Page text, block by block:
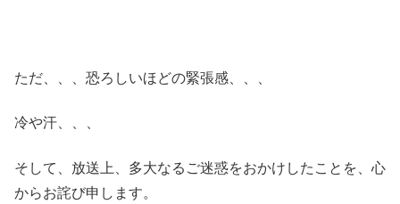
ただ、、、恐ろしいほどの緊張感、、、
冷や汗、、、
そして、放送上、多大なるご迷惑をおかけしたことを、心
からお詫び申します。